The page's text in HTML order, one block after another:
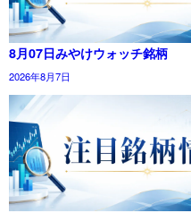
8月07日みやけウォッチ銘柄
2026年8月7日